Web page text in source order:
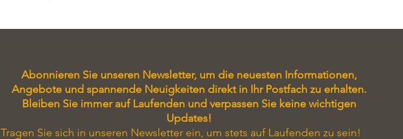
Abonnieren Sie unseren Newsletter, um die neuesten Informationen,
Angebote und spannende Neuigkeiten direkt in Ihr Postfach zu erhalten.
Bleiben Sie immer auf Laufenden und verpassen Sie keine wichtigen
Updates!
Tragen Sie sich in unseren Newsletter ein, um stets auf Laufenden zu sein!